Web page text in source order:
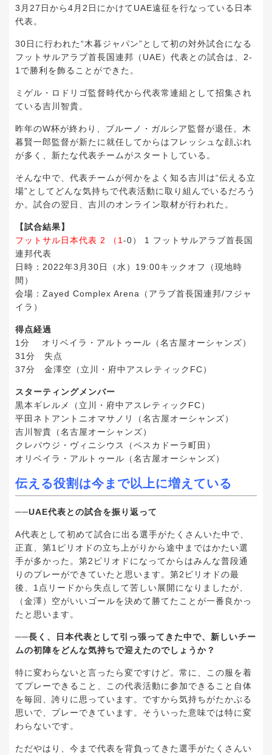
3月27日から4月2日にかけてUAE遠征を行なっている日本
代表。
30日に行われた“木暮ジャパン”として初の対外試合になる
フットサルアラブ首長国連邦（UAE）代表との試合は、2-
1で勝利を飾ることができた。
ミゲル・ロドリゴ監督時代から代表常連組として招集され
ている吉川智貴。
昨年のW杯が終わり、ブルーノ・ガルシア監督が退任。木
暮賢一郎監督が新たに就任してからはフレッシュな顔ぶれ
が多く、新たな代表チームがスタートしている。
そんな中で、代表チームが何かをよく知る吉川は“伝える立
場”としてどんな気持ちで代表活動に取り組んでいるだろう
か。試合の翌日、吉川のオンライン取材が行われた。
【試合結果】
フットサル日本代表 2 （1 -0） 1 フットサルアラブ首長国
連邦代表
日時：2022年3月30日（水）19:00キックオフ（現地時
間）
会場：Zayed Complex Arena（アラブ首長国連邦/フジャ
イラ）
得点経過
1分 オリベイラ・アルトゥール（名古屋オーシャンズ）
31分 失点
37分 金澤空（立川・府中アスレティックFC）
スターティングメンバー
黒本ギレルメ（立川・府中アスレティックFC）
平田ネトアントニオマサノリ（名古屋オーシャンズ）
吉川智貴（名古屋オーシャンズ）
クレパウジ・ヴィニシウス（ペスカドーラ町田）
オリベイラ・アルトゥール（名古屋オーシャンズ）
伝える役割は今まで以上に増えている
──UAE代表との試合を振り返って
A代表として初めて試合に出る選手がたくさんいた中で、
正直、第1ピリオドの立ち上がりから途中まではかたい選
手が多かった。第2ピリオドになってからはみんな普段通
りのプレーができていたと思います。第2ピリオドの最
後、1点リードから失点して苦しい展開になりましたが、
（金澤）空がいいゴールを決めて勝てたことが一番良かっ
たと思います。
──長く、日本代表として引っ張ってきた中で、新しいチー
ムの初陣をどんな気持ちで迎えたのでしょうか？
特に変わらないと言ったら変ですけど。常に、この服を着
てプレーできること、この代表活動に参加できること自体
を毎回、誇りに思っています。ですから気持ちがたかぶる
思いで、プレーできています。そういった意味では特に変
わらないです。
ただやはり、今まで代表を背負ってきた選手がたくさんい